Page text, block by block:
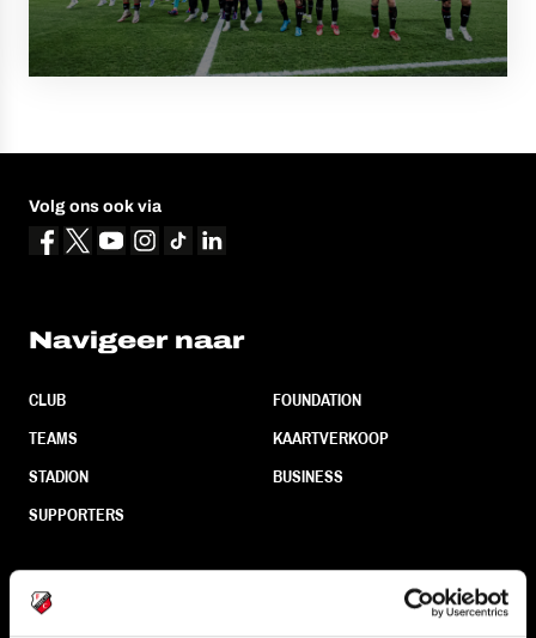
Volg ons ook via
Navigeer naar
CLUB
TEAMS
STADION
SUPPORTERS
FOUNDATION
KAARTVERKOOP
BUSINESS
Informatie